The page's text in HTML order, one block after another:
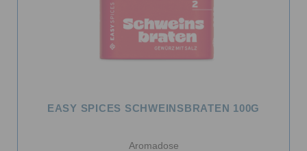
EASY SPICES SCHWEINSBRATEN 100G
Aromadose